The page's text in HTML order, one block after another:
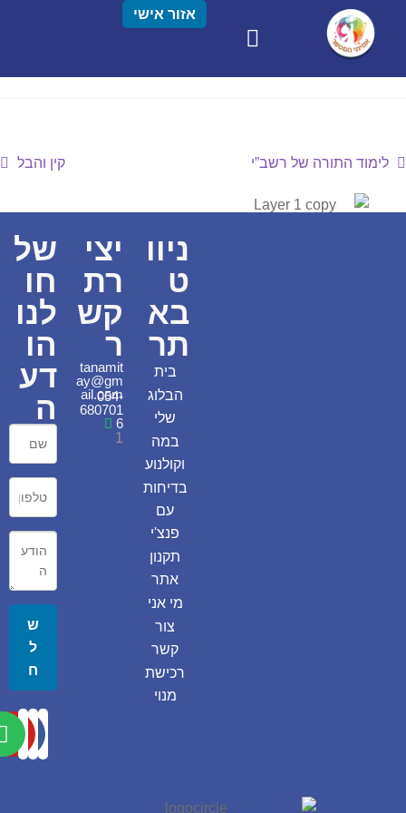
אזור אישי
לימוד התורה של רשב”י קין והבל
ניוו
ט
בא
תר
בית
הבלוג
שלי
במה
וקולנוע
בדיחות
עם
פנצ'י
תקנון
אתר
מי אני
צור
קשר
רכישת
מנוי
יצי
רת
קש
ר
tanamit
ay@gm
ail.com
054-
680701
6
1
של
חו
לנו
הו
דע
ה
ש
ל
ח